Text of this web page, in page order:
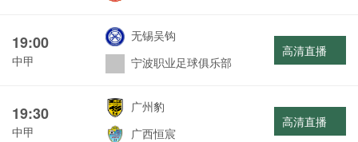
19:00
中甲
无锡吴钩
宁波职业足球俱乐部
高清直播
19:30
中甲
广州豹
广西恒宸
高清直播